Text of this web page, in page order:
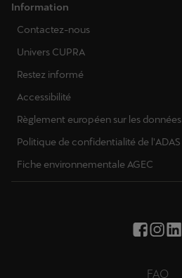
Information
Contactez-nous
Univers CUPRA
Restez informé
Accessibilité
Règlement européen sur les données
Politique de confidentialité de l'ADAS
Fiche environnementale AGEC
FAQ